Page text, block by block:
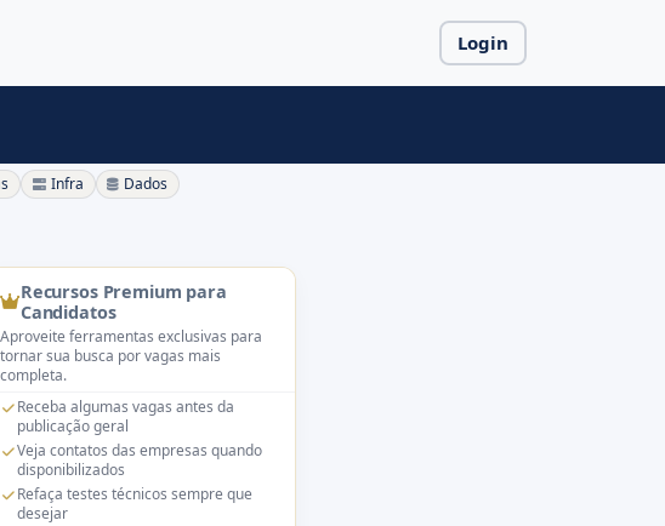
Login
Infra Dados
Recursos Premium para
Candidatos
Aproveite ferramentas exclusivas para
tornar sua busca por vagas mais
completa.
Receba algumas vagas antes da
publicação geral
Veja contatos das empresas quando
disponibilizados
Refaça testes técnicos sempre que
desejar